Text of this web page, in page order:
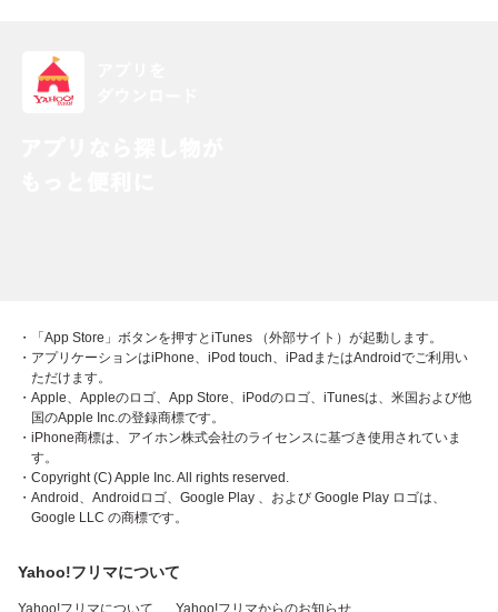
・「App Store」ボタンを押すとiTunes （外部サイト）が起動します。
・アプリケーションはiPhone、iPod touch、iPadまたはAndroidでご利用い
ただけます。
・Apple、Appleのロゴ、App Store、iPodのロゴ、iTunesは、米国および他
国のApple Inc.の登録商標です。
・iPhone商標は、アイホン株式会社のライセンスに基づき使用されていま
す。
・Copyright (C) Apple Inc. All rights reserved.
・Android、Androidロゴ、Google Play 、および Google Play ロゴは、
Google LLC の商標です。
Yahoo!フリマについて